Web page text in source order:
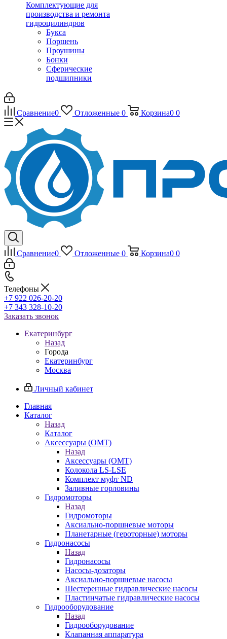
Комплектующие для
производства и ремонта
гидроцилиндров
Букса
Поршень
Проушины
Бонки
Сферические
подшипники
Сравнение0 Отложенные 0 Корзина0 0
Сравнение0 Отложенные 0 Корзина0 0
Телефоны
+7 922 026-20-20
+7 343 328-10-20
Заказать звонок
Екатеринбург
Назад
Города
Екатеринбург
Москва
Личный кабинет
Главная
Каталог
Назад
Каталог
Аксессуары (OMT)
Назад
Аксессуары (OMT)
Колокола LS-LSE
Комплект муфт ND
Заливные горловины
Гидромоторы
Назад
Гидромоторы
Аксиально-поршневые моторы
Планетарные (героторные) моторы
Гидронасосы
Назад
Гидронасосы
Насосы-дозаторы
Аксиально-поршневые насосы
Шестеренные гидравлические насосы
Пластинчатые гидравлические насосы
Гидрооборудование
Назад
Гидрооборудование
Клапанная аппаратура